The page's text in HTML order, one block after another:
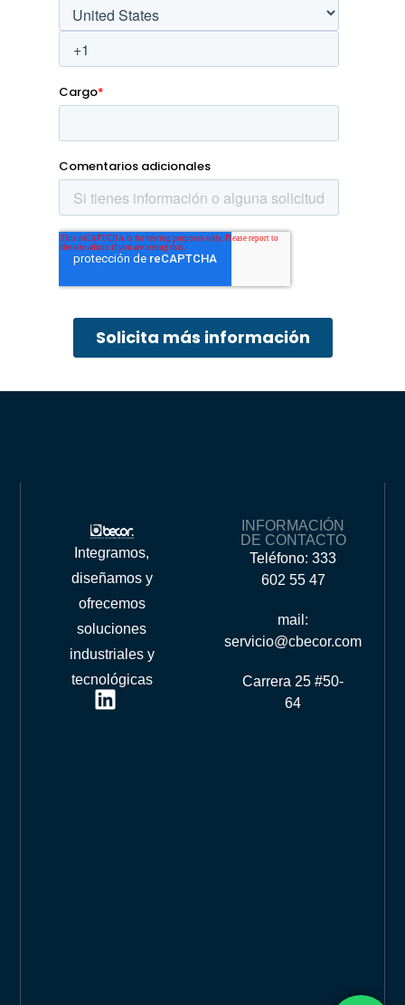
Integramos,
diseñamos y
ofrecemos
soluciones
industriales y
tecnológicas
INFORMACIÓN
DE CONTACTO
Teléfono: 333
602 55 47
mail:
servicio@cbecor.com
Carrera 25 #50-
64